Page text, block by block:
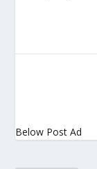
Below Post Ad